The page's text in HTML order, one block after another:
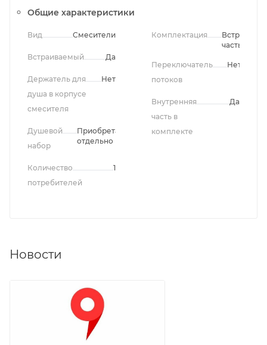
Общие характеристики
Вид Смесители
Встраиваемый Да
Держатель для
душа в корпусе
смесителя
Нет
Душевой
набор
Приобретается
отдельно
Количество
потребителей
1
Комплектация
Встроенная
часть
Переключатель
потоков
Нет
Внутренняя
часть в
комплекте
Да
Новости